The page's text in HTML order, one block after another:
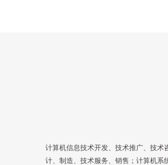
计算机信息技术开发、技术推广、技
计、制造、技术服务、销售；计算机系